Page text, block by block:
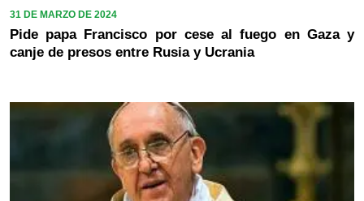
31 DE MARZO DE 2024
Pide papa Francisco por cese al fuego en Gaza y
canje de presos entre Rusia y Ucrania